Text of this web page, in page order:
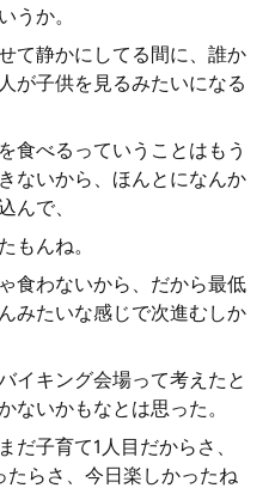
うか。
て静かにしてる間に、誰か
が子供を見るみたいになる
食べるっていうことはもう
ないから、ほんとになんか
んで、
もんね。
食わないから、だから最低
みたいな感じで次進むしか
イキング会場って考えたと
ないかもなとは思った。
だ子育て1人目だからさ、
らさ、今日楽しかったね